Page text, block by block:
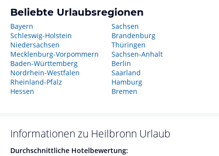
Beliebte Urlaubsregionen
Bayern
Schleswig-Holstein
Niedersachsen
Mecklenburg-Vorpommern
Baden-Württemberg
Nordrhein-Westfalen
Rheinland-Pfalz
Hessen
Sachsen
Brandenburg
Thüringen
Sachsen-Anhalt
Berlin
Saarland
Hamburg
Bremen
Informationen zu Heilbronn Urlaub
Durchschnittliche Hotelbewertung: